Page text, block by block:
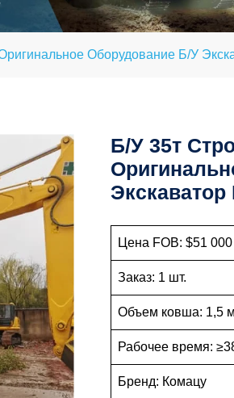
Оборудование Б/у
Б/у 35т
Экскаватор
Цена FOB: $51
Заказ: 1 шт.
Объем ковша: 1,5
Рабочее время:
Бренд: Комацу